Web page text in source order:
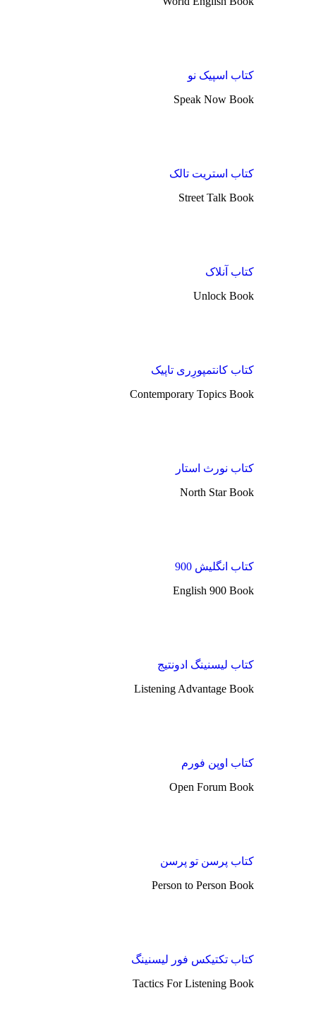
کتاب اسپیک نو
Speak Now Book
کتاب استریت تالک
Street Talk Book
کتاب آنلاک
Unlock Book
کتاب کانتمپورِری تاپیک
Contemporary Topics Book
کتاب نورث استار
North Star Book
کتاب انگلیش 900
English 900 Book
کتاب لیسنینگ ادونتیج
Listening Advantage Book
کتاب اوپن فورم
Open Forum Book
کتاب پرسن تو پرسن
Person to Person Book
کتاب تکتیکس فور لیسنینگ
Tactics For Listening Book